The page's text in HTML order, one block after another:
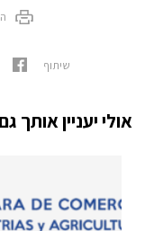
03-6093609
שיתוף
אולי יעניין אותך